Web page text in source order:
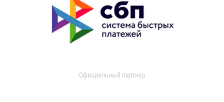
Официальный партнер